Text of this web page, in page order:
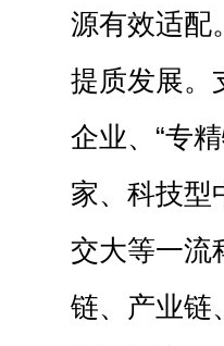
源有效适配
提质发展。
企业、“专
家、科技型
交大等一流
链、产业链